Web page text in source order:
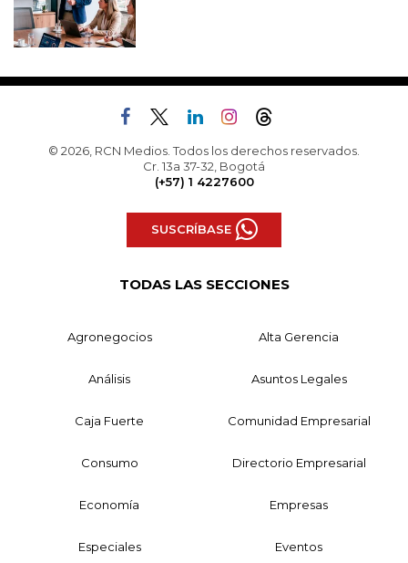
© 2026, RCN Medios. Todos los derechos reservados.
Cr. 13a 37-32, Bogotá
(+57) 1 4227600
SUSCRÍBASE
TODAS LAS SECCIONES
Agronegocios Alta Gerencia
Análisis Asuntos Legales
Caja Fuerte Comunidad Empresarial
Consumo Directorio Empresarial
Economía Empresas
Especiales Eventos